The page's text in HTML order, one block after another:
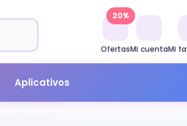
Ofertas
20%
Mi cuentaMi
Aplicativos